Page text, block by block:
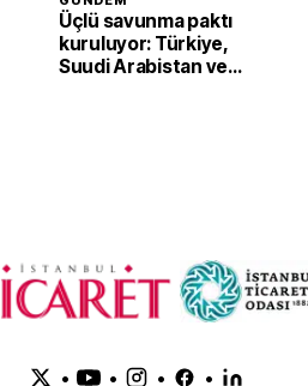
Üçlü savunma paktı
kuruluyor: Türkiye,
Suudi Arabistan ve
• • • •